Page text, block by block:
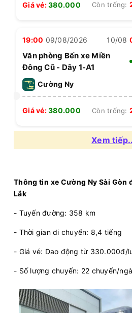
Giá vé:380.000 Còn trống:
19:00 09/08/2026 10/08
Văn phòng Bến xe Miền
Đông Cũ - Dãy 1-A1
Cường Ny
Giá vé:380.000 Còn trống:
10/08
Đông Cũ - Dãy 1-A1
Giá vé: 380.000 Còn trống:
Miền Đông Cũ - Dãy
1-A1
Xem
Thông tin xe Cường Ny Sài Gòn
Lắk
- Tuyến đường: 358 km
- Thời gian di chuyển: 8,4 tiếng
- Giá vé: Dao động từ 330.000đ/
- Số lượng chuyến: 22 chuyến/